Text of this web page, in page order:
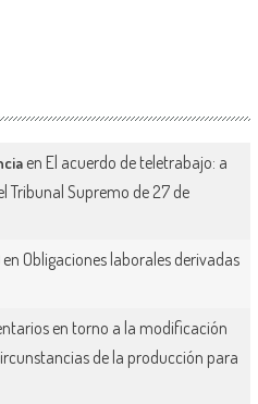
en El acuerdo de teletrabajo: a
Tribunal Supremo de 27 de
en Obligaciones laborales derivadas
en torno a la modificación
de la producción para